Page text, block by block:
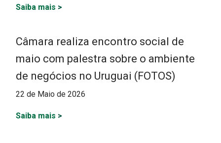
Saiba mais >
Câmara realiza encontro social de
maio com palestra sobre o ambiente
de negócios no Uruguai (FOTOS)
22 de Maio de 2026
Saiba mais >